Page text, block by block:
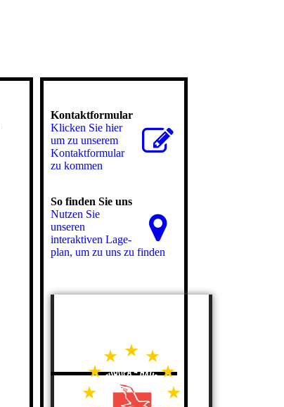
Kontaktformular
Klicken Sie hier
um zu unserem
Kon­takt­for­mu­lar
zu kommen
So finden Sie uns
Nutzen Sie
unseren
interaktiven La­ge­
plan, um zu uns zu finden